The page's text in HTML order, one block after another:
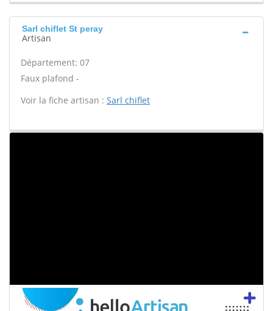
Sarl chiflet St peray
Artisan
Département: 07
Faux plafond -
Voir la fiche artisan : Sarl chiflet